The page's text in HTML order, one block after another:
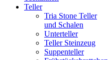
Teller
Tria Stone Teller
und Schalen
Unterteller
Teller Steinzeug
Suppenteller